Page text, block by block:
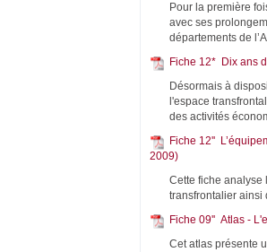
Pour la première
avec ses
départements de
Fiche 12* Dix ans
Désormais à
l'espace
des activités
Fiche 12''
2009)
Cette fiche analyse
transfrontalier ainsi
Fiche 09'' Atlas -
Cet atlas présente